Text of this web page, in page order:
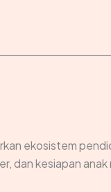
ekosistem
dan kesiapan